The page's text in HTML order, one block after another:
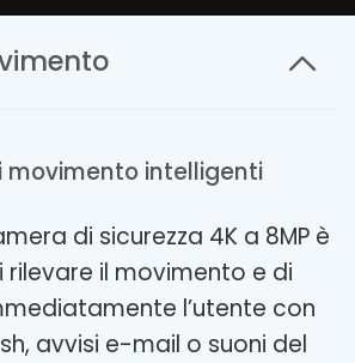
movimento intelligenti
di sicurezza 4K a 8MP è
rilevare il movimento e di
l’utente con
avvisi e-mail o suoni del